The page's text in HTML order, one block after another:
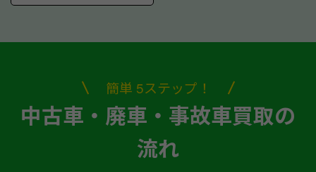
簡単 5ステップ！
中古車・廃車・事故車買取の
流れ